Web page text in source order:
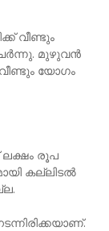
വീണ്ടും
മുഴുവൻ
യോഗം
ലക്ഷം രൂപ
കല്ലിടൽ